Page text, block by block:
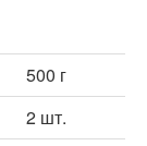
500 г
2 шт.